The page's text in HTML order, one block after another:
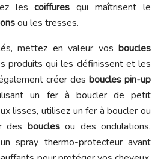
lescoiffuresqui maîtrisent le
ou les tresses.
mettez en valeur vos boucles
produits qui les définissent et les
créer des boucles pin-up
un fer à boucler de petit
lisses, utilisez un fer à boucler ou
des boucles ou des ondulations.
spray thermo-protecteur avant